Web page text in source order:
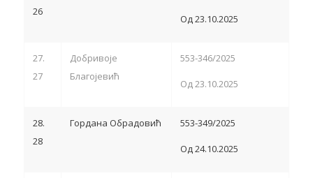
26
Од 23.10.2025
27.
27
Добривоје
Благојевић
553-346/2025
Од 23.10.2025
28.
28
Гордана Обрадовић 553-349/2025
Од 24.10.2025